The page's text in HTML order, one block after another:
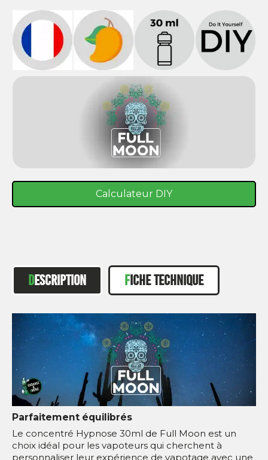
Calculateur DIY
DESCRIPTION FICHE TECHNIQUE
Parfaitement équilibrés
Le concentré Hypnose 30ml de Full Moon est un
choix idéal pour les vapoteurs qui cherchent à
personnaliser leur expérience de vapotage avec une